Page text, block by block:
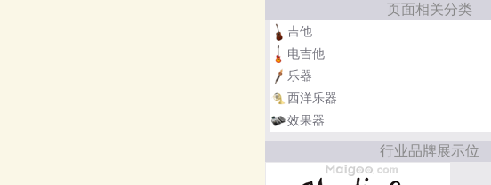
页面相关分类
吉他
电吉他
乐器
西洋乐器
效果器
行业品牌展示位